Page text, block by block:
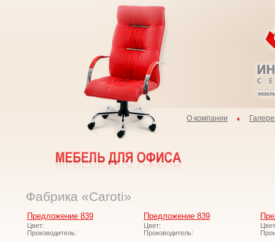
О компании
Фабрика «Caroti»
Предложение 839
Цвет:
Производитель:
Предложение 839
Цвет:
Производитель: